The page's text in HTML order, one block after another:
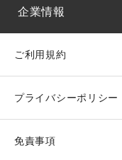
企業情報
ご利用規約
プライバシーポリシー
免責事項